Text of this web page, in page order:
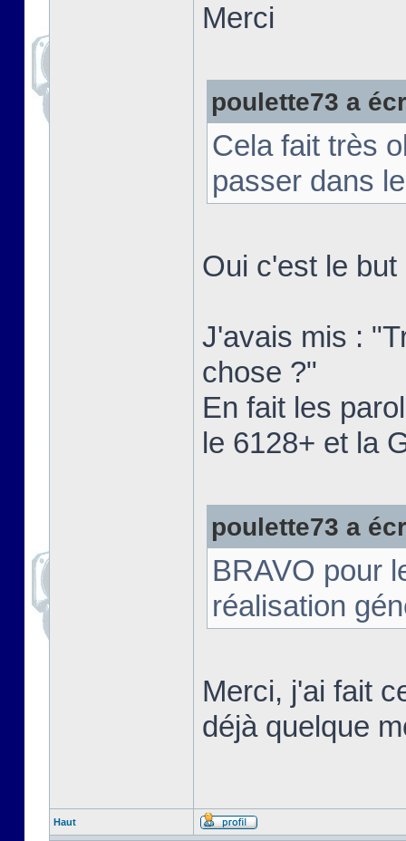
Merci
poulette73 a
Cela fait très
passer dans
Oui c'est le
J'avais mis :
chose ?"
En fait les
le 6128+ et la
poulette73 a
BRAVO pour
réalisation
Merci, j'ai fait
déjà quelque
Haut